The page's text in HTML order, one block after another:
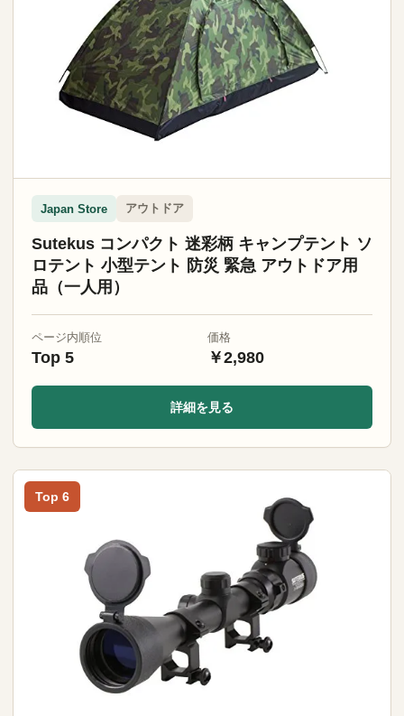
Japan Store アウトドア
Sutekus コンパクト 迷彩柄 キャンプテント ソ
ロテント 小型テント 防災 緊急 アウトドア用
品（一人用）
ページ内順位
Top 5
価格
￥2,980
詳細を見る
Top 6